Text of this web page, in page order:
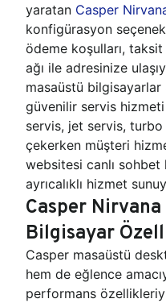
yaratan Casper
konfigürasyon
ödeme koşulları,
ağı ile adresinize
masaüstü bilgisayarlar
güvenilir servis
servis, jet servis,
çekerken müşteri
websitesi canlı
ayrıcalıklı hizmet
Casper
Bilgisayar
Casper masaüstü
hem de eğlence
performans